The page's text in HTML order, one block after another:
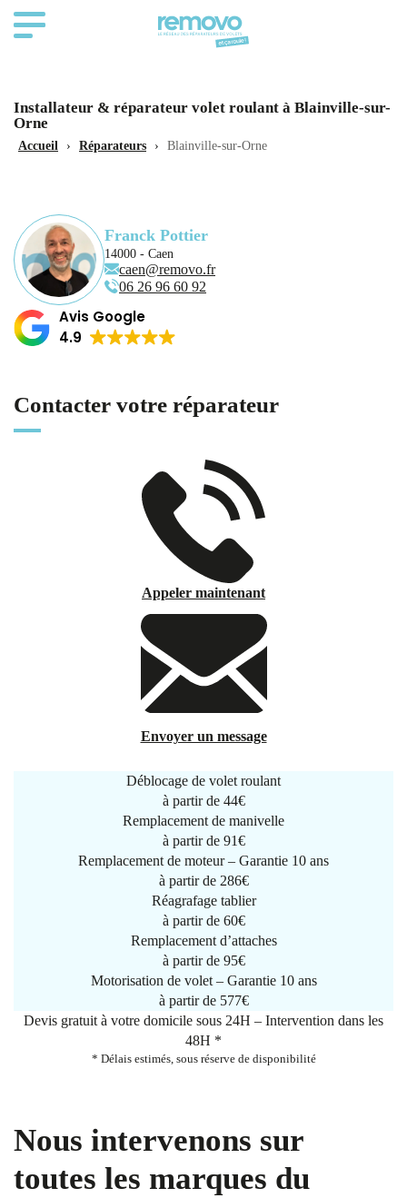
Installateur & réparateur volet roulant à Blainville-sur-
Orne
Accueil › Réparateurs › Blainville-sur-Orne
Franck Pottier
14000 - Caen
caen@removo.fr
06 26 96 60 92
Avis Google
4.9
Contacter votre réparateur
Appeler maintenant
Envoyer un message
Déblocage de volet roulant
à partir de 44€
Remplacement de manivelle
à partir de 91€
Remplacement de moteur – Garantie 10 ans
à partir de 286€
Réagrafage tablier
à partir de 60€
Remplacement d’attaches
à partir de 95€
Motorisation de volet – Garantie 10 ans
à partir de 577€
Devis gratuit à votre domicile sous 24H – Intervention dans les
48H *
* Délais estimés, sous réserve de disponibilité
Nous intervenons sur
toutes les marques du